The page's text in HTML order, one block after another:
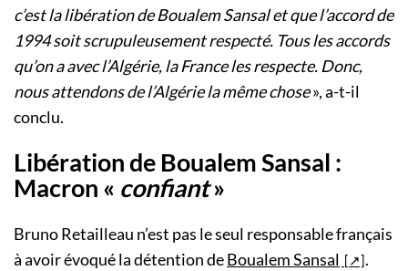
c’est la libération de Boualem Sansal et que l’accord de
1994 soit scrupuleusement respecté. Tous les accords
qu’on a avec l’Algérie, la France les respecte. Donc,
nous attendons de l’Algérie la même chose», a-t-il
conclu.
Libération de Boualem Sansal :
Macron « confiant»
Bruno Retailleau n’est pas le seul responsable français
à avoir évoqué la détention deBoualem Sansal
.